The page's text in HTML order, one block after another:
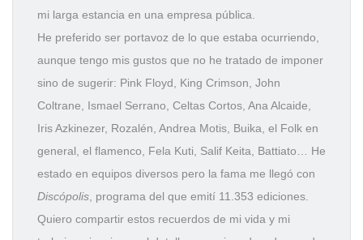
mi larga estancia en una empresa pública.
He preferido ser portavoz de lo que estaba ocurriendo,
aunque tengo mis gustos que no he tratado de imponer
sino de sugerir: Pink Floyd, King Crimson, John
Coltrane, Ismael Serrano, Celtas Cortos, Ana Alcaide,
Iris Azkinezer, Rozalén, Andrea Motis, Buika, el Folk en
general, el flamenco, Fela Kuti, Salif Keita, Battiato… He
estado en equipos diversos pero la fama me llegó con
Discópolis, programa del que emití 11.353 ediciones.
Quiero compartir estos recuerdos de mi vida y mi